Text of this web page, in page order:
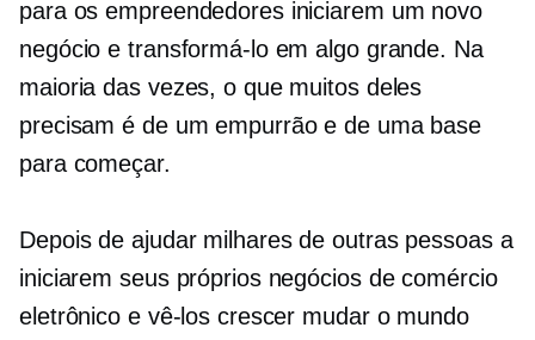
para os empreendedores iniciarem um novo
negócio e transformá-lo em algo grande. Na
maioria das vezes, o que muitos deles
precisam é de um empurrão e de uma base
para começar.
Depois de ajudar milhares de outras pessoas a
iniciarem seus próprios negócios de comércio
eletrônico e vê-los crescer mudar o mundo